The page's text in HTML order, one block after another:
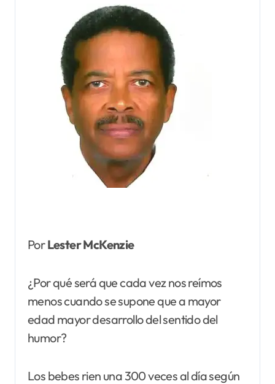
PorLester McKenzie
¿Por qué será que cada vez nos reímos
menos cuando se supone que a mayor
edad mayor desarrollo del sentido del
humor?
Los bebes rien una 300 veces al día según